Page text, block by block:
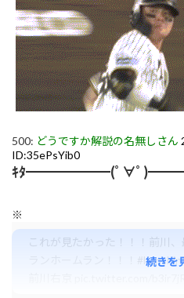
500: どうですか解説の名無しさん
ID:35ePsYib0
ｷﾀ━━━━━━(ﾟ∀ﾟ
※
これが見たかった！！！前川
#hanshin
続きを